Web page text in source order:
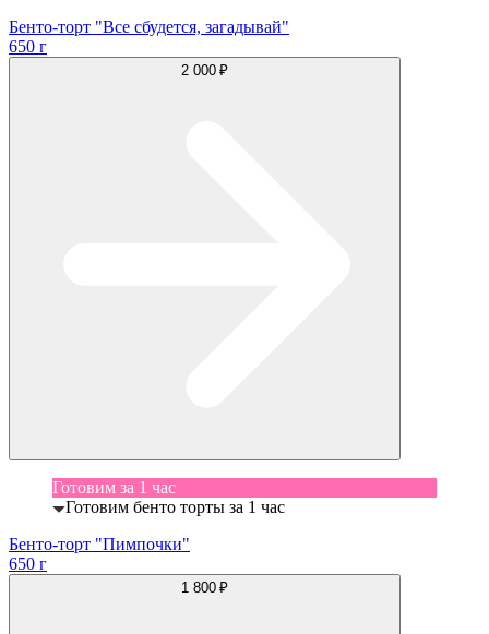
Бенто-торт "Все сбудется, загадывай"
650 г
2 000 ₽
Готовим за 1 час
Готовим бенто торты за 1 час
Бенто-торт "Пимпочки"
650 г
1 800 ₽